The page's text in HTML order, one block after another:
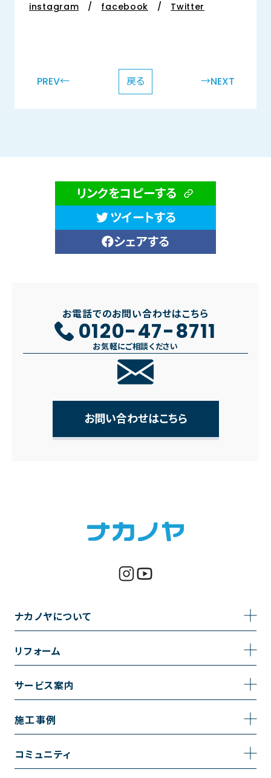
instagram / facebook / Twitter
PREV← 戻る →NEXT
リンクをコピーする
ツイートする
シェアする
お電話でのお問い合わせはこちら
0120-47-8711
お気軽にご相談ください
お問い合わせはこちら
ナカノヤについて
事業内容
採用情報
リフォーム
トイレのリフォーム
キッチンのリフォーム
サービス案内
サービスの流れ
施工事例
施工事例一覧
コミュニティ